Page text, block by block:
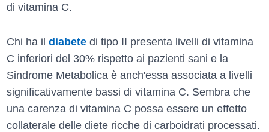
di vitamina C.
Chi ha il diabete di tipo II presenta livelli di vitamina
C inferiori del 30% rispetto ai pazienti sani e la
Sindrome Metabolica è anch'essa associata a livelli
significativamente bassi di vitamina C. Sembra che
una carenza di vitamina C possa essere un effetto
collaterale delle diete ricche di carboidrati processati.